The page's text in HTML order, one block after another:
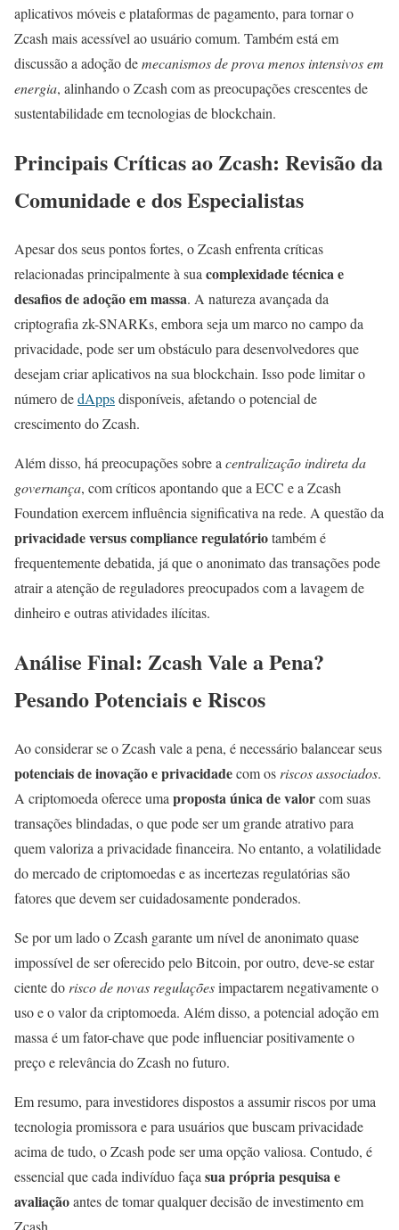
aplicativos móveis e plataformas de pagamento, para tornar o
Zcash mais acessível ao usuário comum. Também está em
discussão a adoção demecanismos de prova menos intensivos em
energia, alinhando o Zcash com as preocupações crescentes de
sustentabilidade em tecnologias de blockchain.
Principais Críticas ao Zcash: Revisão da
Comunidade e dos Especialistas
Apesar dos seus pontos fortes, o Zcash enfrenta críticas
relacionadas principalmente à sua complexidade técnica e
desafios de adoção em massa. A natureza avançada da
criptografia zk-SNARKs, embora seja um marco no campo da
privacidade, pode ser um obstáculo para desenvolvedores que
desejam criar aplicativos na sua blockchain. Isso pode limitar o
número dedAppsdisponíveis, afetando o potencial de
crescimento do Zcash.
Além disso, há preocupações sobre a centralização indireta da
governança, com críticos apontando que a ECC e a Zcash
Foundation exercem influência significativa na rede. A questão da
privacidade versus compliance regulatóriotambém é
frequentemente debatida, já que o anonimato das transações pode
atrair a atenção de reguladores preocupados com a lavagem de
dinheiro e outras atividades ilícitas.
Análise Final: Zcash Vale a Pena?
Pesando Potenciais e Riscos
Ao considerar se o Zcash vale a pena, é necessário balancear seus
potenciais de inovação e privacidadecom os riscos associados.
A criptomoeda oferece uma proposta única de valorcom suas
transações blindadas, o que pode ser um grande atrativo para
quem valoriza a privacidade financeira. No entanto, a volatilidade
do mercado de criptomoedas e as incertezas regulatórias são
fatores que devem ser cuidadosamente ponderados.
Se por um lado o Zcash garante um nível de anonimato quase
impossível de ser oferecido pelo Bitcoin, por outro, deve-se estar
ciente do risco de novas regulaçõesimpactarem negativamente o
uso e o valor da criptomoeda. Além disso, a potencial adoção em
massa é um fator-chave que pode influenciar positivamente o
preço e relevância do Zcash no futuro.
Em resumo, para investidores dispostos a assumir riscos por uma
tecnologia promissora e para usuários que buscam privacidade
acima de tudo, o Zcash pode ser uma opção valiosa. Contudo, é
essencial que cada indivíduo faça sua própria pesquisa e
avaliaçãoantes de tomar qualquer decisão de investimento em
Zcash.